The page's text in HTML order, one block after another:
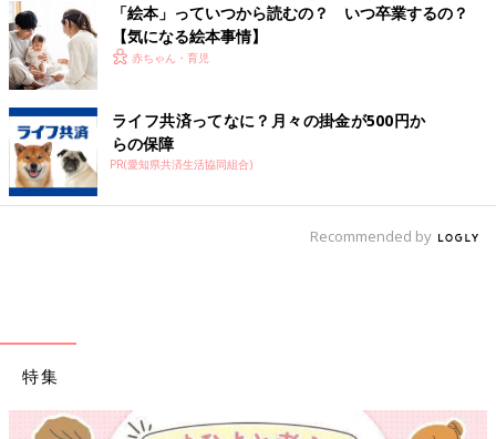
「絵本」っていつから読むの？ いつ卒業するの？
【気になる絵本事情】
赤ちゃん・育児
ライフ共済ってなに？月々の掛金が500円か
らの保障
PR(愛知県共済生活協同組合)
Recommended by
特集